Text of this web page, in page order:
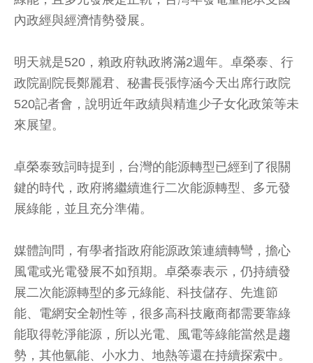
內政經與經濟情勢發展。
明天就是520，賴政府執政將滿2週年。卓榮泰、行
政院副院長鄭麗君、秘書長張惇涵今天出席行政院
520記者會，說明近年政績與精進少子女化政策等未
來展望。
卓榮泰致詞時提到，台灣的能源轉型已經到了很關
鍵的時代，政府將繼續進行二次能源轉型、多元發
展綠能，並且充分準備。
媒體詢問，有學者指政府能源政策連續轉彎，擔心
風電或光電發展不如預期。卓榮泰表示，仍持續發
展二次能源轉型的多元綠能、科技儲存、先進節
能、電網安全韌性等，很多高科技廠商都需要靠綠
能取得乾淨能源，所以光電、風電等綠能當然是趨
勢，其他氫能、小水力、地熱等還在持續探索中。